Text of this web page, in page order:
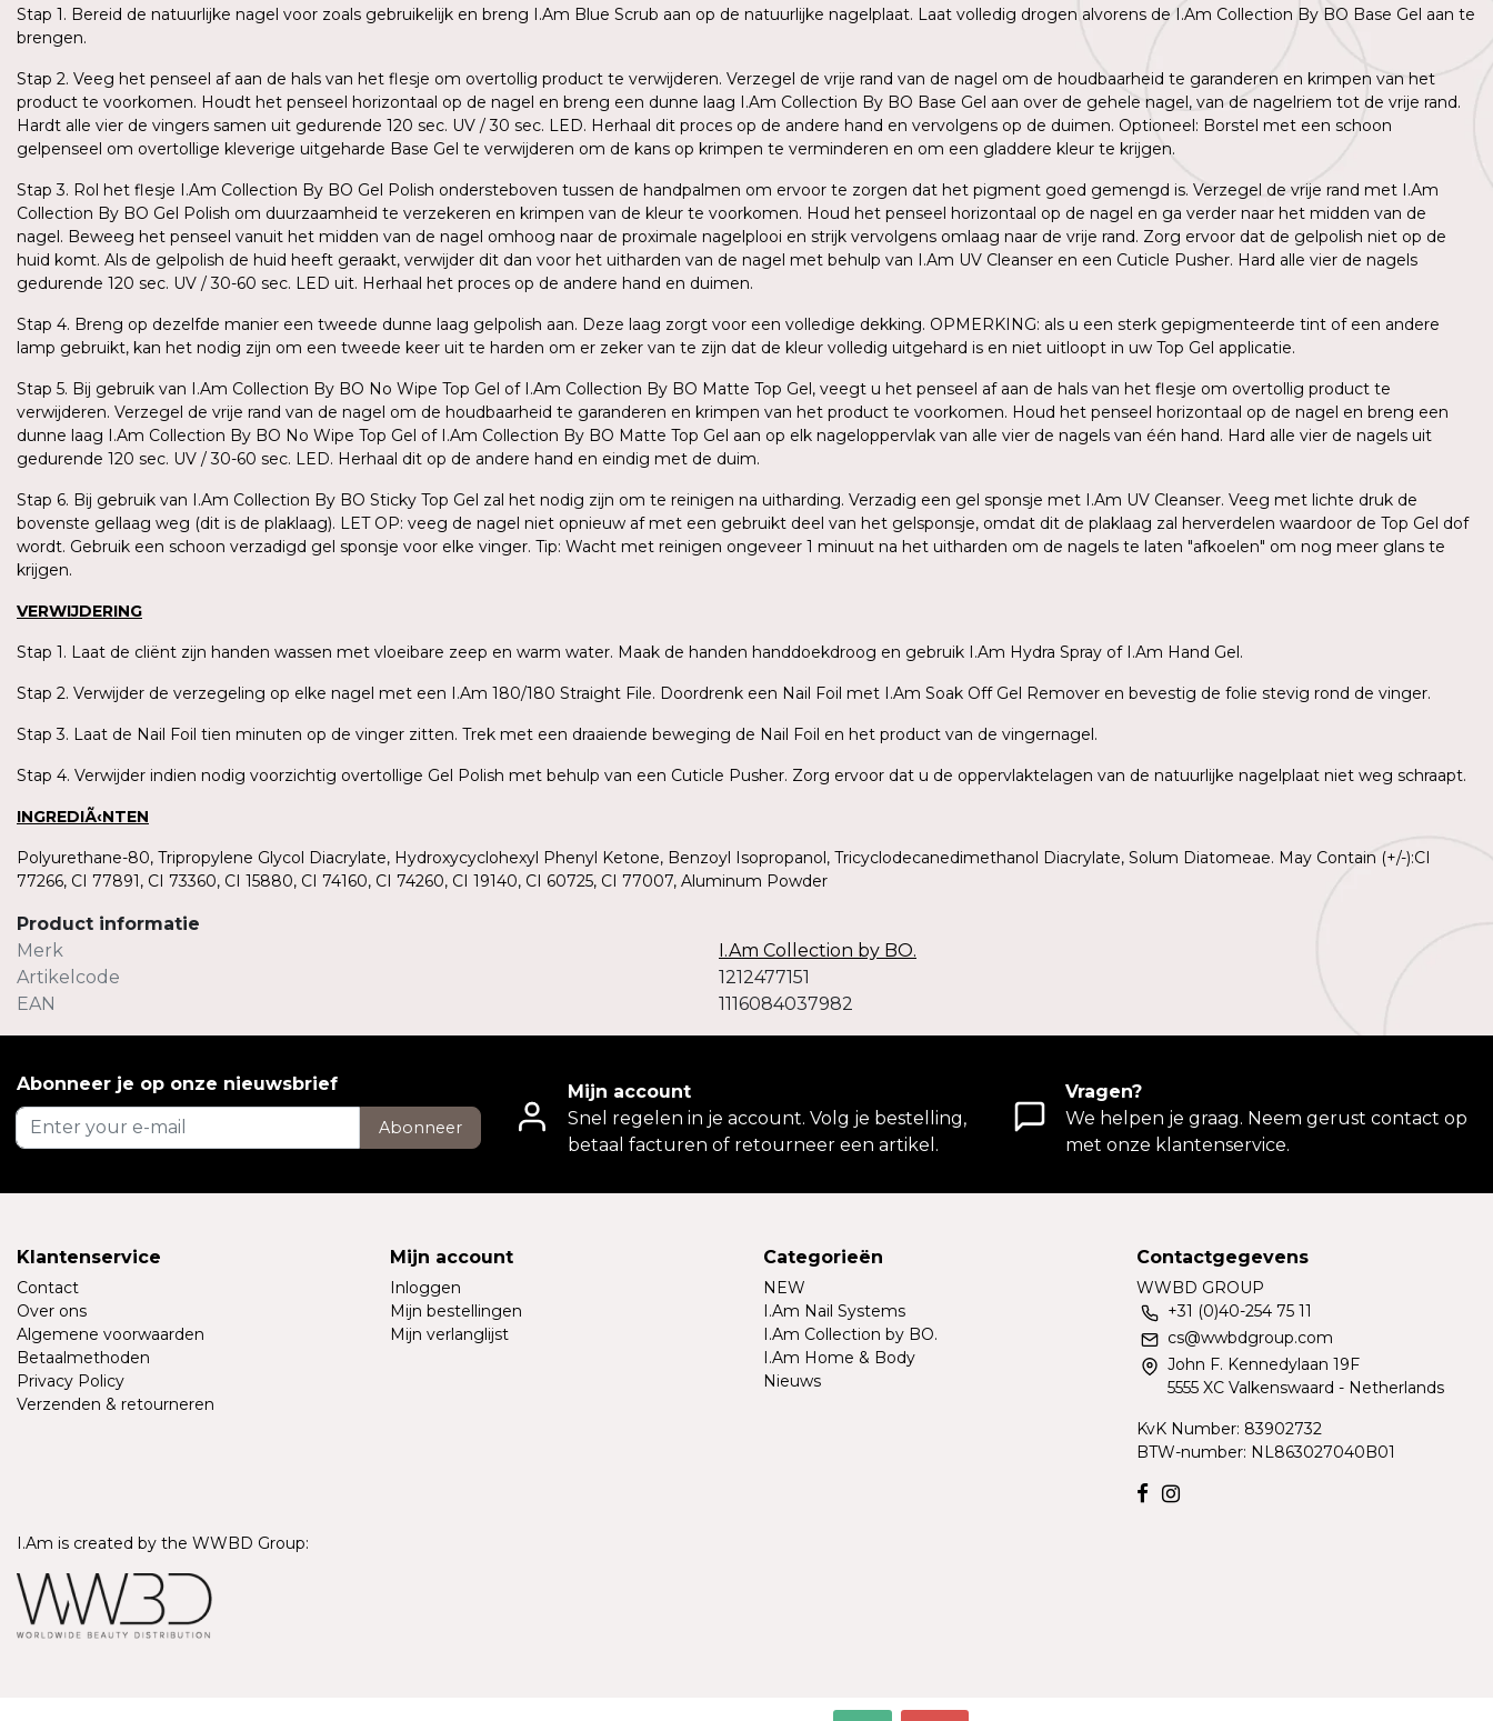
Stap 1. Bereid de natuurlijke nagel voor zoals gebruikelijk en breng I.Am Blue Scrub aan op de natuurlijke nagelplaat. Laat volledig drogen alvorens de I.Am Collection By BO Base Gel aan te
brengen.
Stap 2. Veeg het penseel af aan de hals van het flesje om overtollig product te verwijderen. Verzegel de vrije rand van de nagel om de houdbaarheid te garanderen en krimpen van het
product te voorkomen. Houdt het penseel horizontaal op de nagel en breng een dunne laag I.Am Collection By BO Base Gel aan over de gehele nagel, van de nagelriem tot de vrije rand.
Hardt alle vier de vingers samen uit gedurende 120 sec. UV / 30 sec. LED. Herhaal dit proces op de andere hand en vervolgens op de duimen. Optioneel: Borstel met een schoon
gelpenseel om overtollige kleverige uitgeharde Base Gel te verwijderen om de kans op krimpen te verminderen en om een gladdere kleur te krijgen.
Stap 3. Rol het flesje I.Am Collection By BO Gel Polish ondersteboven tussen de handpalmen om ervoor te zorgen dat het pigment goed gemengd is. Verzegel de vrije rand met I.Am
Collection By BO Gel Polish om duurzaamheid te verzekeren en krimpen van de kleur te voorkomen. Houd het penseel horizontaal op de nagel en ga verder naar het midden van de
nagel. Beweeg het penseel vanuit het midden van de nagel omhoog naar de proximale nagelplooi en strijk vervolgens omlaag naar de vrije rand. Zorg ervoor dat de gelpolish niet op de
huid komt. Als de gelpolish de huid heeft geraakt, verwijder dit dan voor het uitharden van de nagel met behulp van I.Am UV Cleanser en een Cuticle Pusher. Hard alle vier de nagels
gedurende 120 sec. UV / 30-60 sec. LED uit. Herhaal het proces op de andere hand en duimen.
Stap 4. Breng op dezelfde manier een tweede dunne laag gelpolish aan. Deze laag zorgt voor een volledige dekking. OPMERKING: als u een sterk gepigmenteerde tint of een andere
lamp gebruikt, kan het nodig zijn om een tweede keer uit te harden om er zeker van te zijn dat de kleur volledig uitgehard is en niet uitloopt in uw Top Gel applicatie.
Stap 5. Bij gebruik van I.Am Collection By BO No Wipe Top Gel of I.Am Collection By BO Matte Top Gel, veegt u het penseel af aan de hals van het flesje om overtollig product te
verwijderen. Verzegel de vrije rand van de nagel om de houdbaarheid te garanderen en krimpen van het product te voorkomen. Houd het penseel horizontaal op de nagel en breng een
dunne laag I.Am Collection By BO No Wipe Top Gel of I.Am Collection By BO Matte Top Gel aan op elk nageloppervlak van alle vier de nagels van één hand. Hard alle vier de nagels uit
gedurende 120 sec. UV / 30-60 sec. LED. Herhaal dit op de andere hand en eindig met de duim.
Stap 6. Bij gebruik van I.Am Collection By BO Sticky Top Gel zal het nodig zijn om te reinigen na uitharding. Verzadig een gel sponsje met I.Am UV Cleanser. Veeg met lichte druk de
bovenste gellaag weg (dit is de plaklaag). LET OP: veeg de nagel niet opnieuw af met een gebruikt deel van het gelsponsje, omdat dit de plaklaag zal herverdelen waardoor de Top Gel dof
wordt. Gebruik een schoon verzadigd gel sponsje voor elke vinger. Tip: Wacht met reinigen ongeveer 1 minuut na het uitharden om de nagels te laten "afkoelen" om nog meer glans te
krijgen.
VERWIJDERING
Stap 1. Laat de cliënt zijn handen wassen met vloeibare zeep en warm water. Maak de handen handdoekdroog en gebruik I.Am Hydra Spray of I.Am Hand Gel.
Stap 2. Verwijder de verzegeling op elke nagel met een I.Am 180/180 Straight File. Doordrenk een Nail Foil met I.Am Soak Off Gel Remover en bevestig de folie stevig rond de vinger.
Stap 3. Laat de Nail Foil tien minuten op de vinger zitten. Trek met een draaiende beweging de Nail Foil en het product van de vingernagel.
Stap 4. Verwijder indien nodig voorzichtig overtollige Gel Polish met behulp van een Cuticle Pusher. Zorg ervoor dat u de oppervlaktelagen van de natuurlijke nagelplaat niet weg schraapt.
INGREDIÃ‹NTEN
Polyurethane-80, Tripropylene Glycol Diacrylate, Hydroxycyclohexyl Phenyl Ketone, Benzoyl Isopropanol, Tricyclodecanedimethanol Diacrylate, Solum Diatomeae. May Contain (+/-):CI
77266, CI 77891, CI 73360, CI 15880, CI 74160, CI 74260, CI 19140, CI 60725, CI 77007, Aluminum Powder
Product informatie
Merk
I.Am Collection by BO.
Artikelcode
1212477151
EAN
1116084037982
Abonneer je op onze nieuwsbrief
Abonneer
Mijn account
Snel regelen in je account. Volg je bestelling,
betaal facturen of retourneer een artikel.
Vragen?
We helpen je graag. Neem gerust contact op
met onze klantenservice.
Klantenservice
Contact
Over ons
Algemene voorwaarden
Betaalmethoden
Privacy Policy
Verzenden & retourneren
Mijn account
Inloggen
Mijn bestellingen
Mijn verlanglijst
Categorieën
NEW
I.Am Nail Systems
I.Am Collection by BO.
I.Am Home & Body
Nieuws
Contactgegevens
WWBD GROUP
+31 (0)40-254 75 11
cs@wwbdgroup.com
John F. Kennedylaan 19F
5555 XC Valkenswaard - Netherlands
KvK Number: 83902732
BTW-number: NL863027040B01
I.Am is created by the WWBD Group: